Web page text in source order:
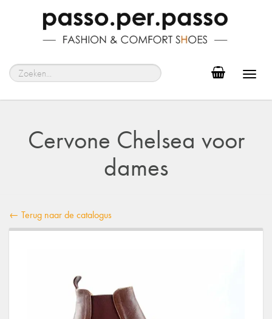
Cervone Chelsea voor
dames
← Terug naar de catalogus